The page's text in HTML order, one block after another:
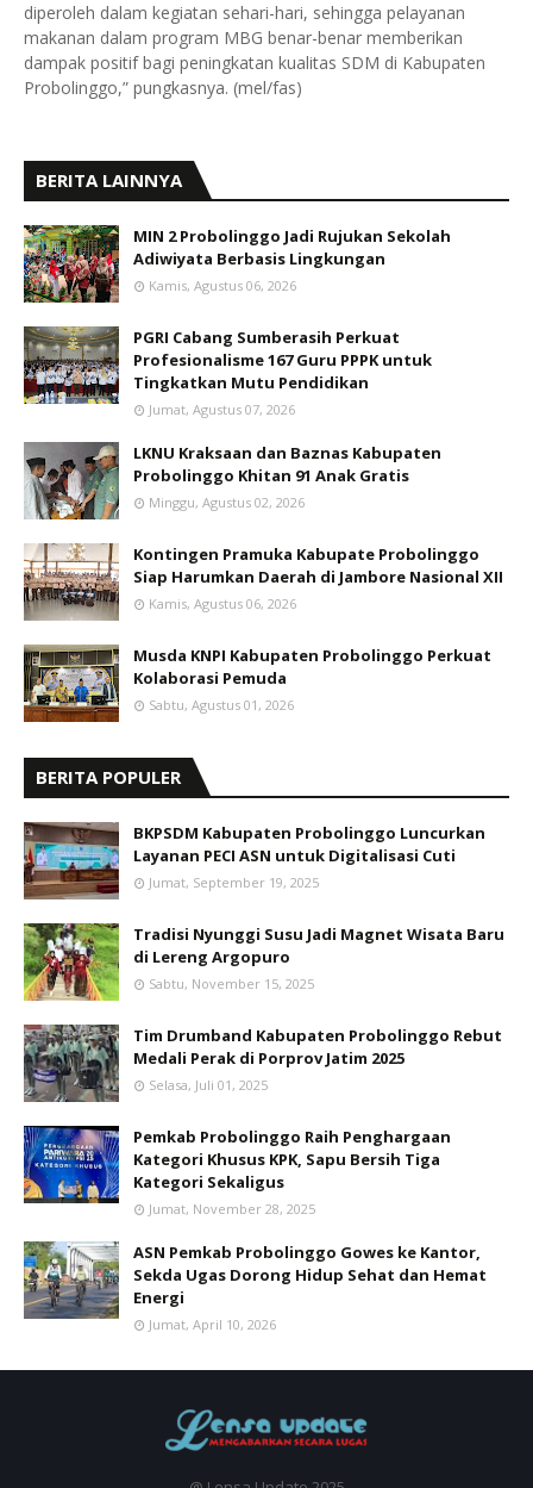
diperoleh dalam kegiatan sehari-hari, sehingga pelayanan
makanan dalam program MBG benar-benar memberikan
dampak positif bagi peningkatan kualitas SDM di Kabupaten
Probolinggo,” pungkasnya. (mel/fas)
BERITA LAINNYA
MIN 2 Probolinggo Jadi Rujukan Sekolah
Adiwiyata Berbasis Lingkungan
Kamis, Agustus 06, 2026
PGRI Cabang Sumberasih Perkuat
Profesionalisme 167 Guru PPPK untuk
Tingkatkan Mutu Pendidikan
Jumat, Agustus 07, 2026
LKNU Kraksaan dan Baznas Kabupaten
Probolinggo Khitan 91 Anak Gratis
Minggu, Agustus 02, 2026
Kontingen Pramuka Kabupate Probolinggo
Siap Harumkan Daerah di Jambore Nasional XII
Kamis, Agustus 06, 2026
Musda KNPI Kabupaten Probolinggo Perkuat
Kolaborasi Pemuda
Sabtu, Agustus 01, 2026
BERITA POPULER
BKPSDM Kabupaten Probolinggo Luncurkan
Layanan PECI ASN untuk Digitalisasi Cuti
Jumat, September 19, 2025
Tradisi Nyunggi Susu Jadi Magnet Wisata Baru
di Lereng Argopuro
Sabtu, November 15, 2025
Tim Drumband Kabupaten Probolinggo Rebut
Medali Perak di Porprov Jatim 2025
Selasa, Juli 01, 2025
Pemkab Probolinggo Raih Penghargaan
Kategori Khusus KPK, Sapu Bersih Tiga
Kategori Sekaligus
Jumat, November 28, 2025
ASN Pemkab Probolinggo Gowes ke Kantor,
Sekda Ugas Dorong Hidup Sehat dan Hemat
Energi
Jumat, April 10, 2026